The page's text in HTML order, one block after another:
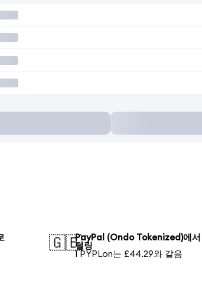
🇬🇧PayPal (Ondo Tokenized)에서
털링
1 PYPLon는 £44.29와 같음